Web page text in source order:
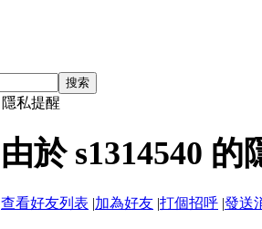
搜索
隱私提醒
由於 s1314540
查看好友列表 |加為好友 |打個招呼 |發送